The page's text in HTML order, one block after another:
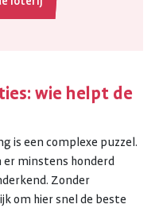
wie helpt de
is een complexe puzzel.
er minstens honderd
Zonder
om hier snel de beste